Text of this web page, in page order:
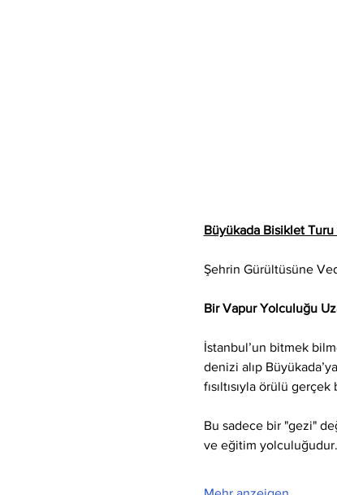
Büyükada Bisiklet
Şehrin Gürültüsüne
Bir Vapur Yolculuğu
İstanbul’un bitmek
denizi alıp
fısıltısıyla örülü
Bu sadece bir "gezi"
ve eğitim yolculuğudur.